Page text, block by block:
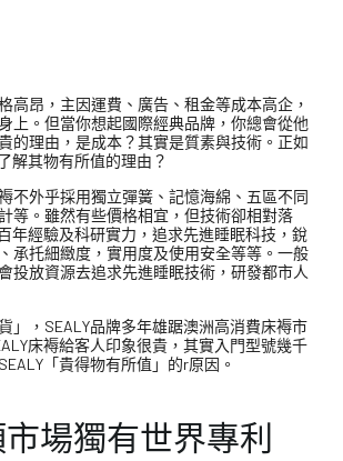
高昂，主因運費、廣告、租金等成本高企，
上。但當你想起國際經典品牌，你總會從他
的理由，是成本？其實是質素與技術。正如
解其物有所值的理由？
不外乎採用獨立彈簧、記憶海綿、五區不同
等。雖然有些價格相宜，但技術卻相對落
年經驗及科研實力，追求先進睡眠科技，銳
承托細緻度，實用度及使用安全等等。一般
投放資源去追求先進睡眠技術，研發都市人
」，SEALY品牌多年雄踞澳洲高消費床褥市
床褥給客人印象很貴，其實入門型號幾千
「貴得物有所值」的r原因。
市場獨有世界專利